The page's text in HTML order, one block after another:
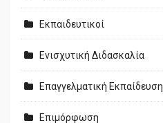
Εκπαιδευτικοί
Ενισχυτική Διδασκαλία
Επαγγελματική Εκπαίδευση
Επιμόρφωση